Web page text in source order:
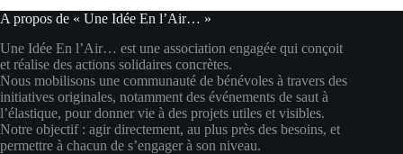
A propos de « Une Idée En l’Air… »
Une Idée En l’Air… est une association engagée qui conçoit
et réalise des actions solidaires concrètes.
Nous mobilisons une communauté de bénévoles à travers des
initiatives originales, notamment des événements de saut à
l’élastique, pour donner vie à des projets utiles et visibles.
Notre objectif : agir directement, au plus près des besoins, et
permettre à chacun de s’engager à son niveau.